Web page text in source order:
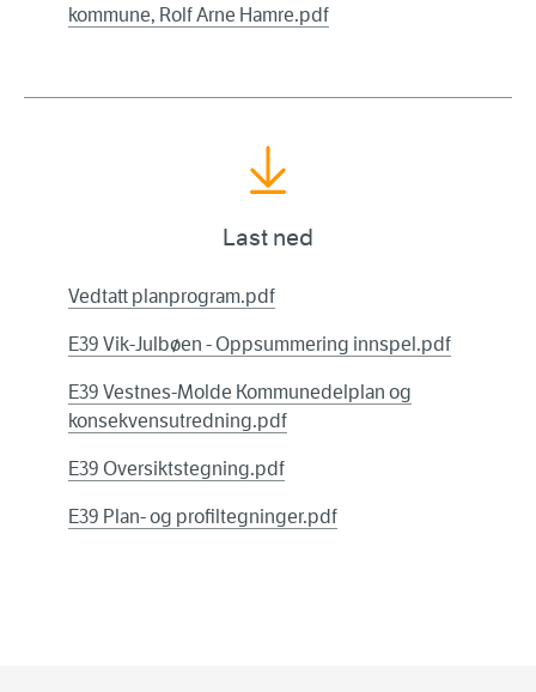
kommune, Rolf Arne Hamre.pdf
Last ned
Vedtatt planprogram.pdf
E39 Vik-Julbøen - Oppsummering innspel.pdf
E39 Vestnes-Molde Kommunedelplan og
konsekvensutredning.pdf
E39 Oversiktstegning.pdf
E39 Plan- og profiltegninger.pdf